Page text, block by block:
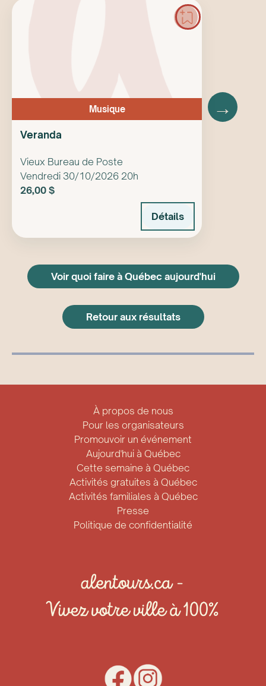
Musique
Veranda
Vieux Bureau de Poste
Vendredi 30/10/2026 20h
26,00 $
Détails
→
Voir quoi faire à Québec aujourd'hui
Retour aux résultats
À propos de nous
Pour les organisateurs
Promouvoir un événement
Aujourd'hui à Québec
Cette semaine à Québec
Activités gratuites à Québec
Activités familiales à Québec
Presse
Politique de confidentialité